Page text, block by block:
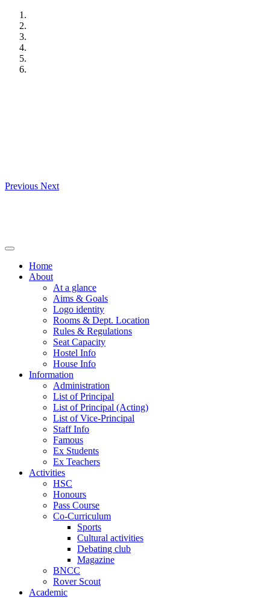
Skip
content
Previous Next
Home
About
At a glance
Aims & Goals
Logo identity
Rooms & Dept. Location
Rules & Regulations
Seat Capacity
Hostel Info
House Info
Information
Administration
List of Principal
List of Principal (Acting)
List of Vice-Principal
Staff Info
Famous
Ex Students
Ex Teachers
Activities
HSC
Honours
Pass Course
Co-Curriculum
Sports
Cultural activities
Debating club
Magazine
BNCC
Rover Scout
Academic